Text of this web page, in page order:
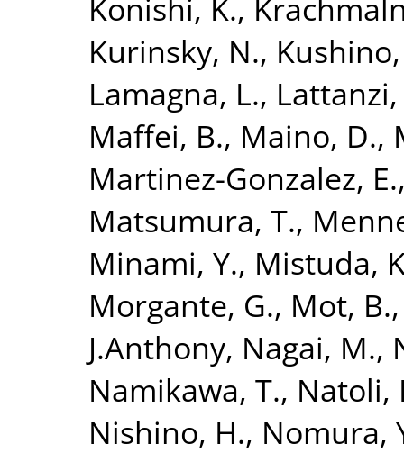
Konishi, K.,
Kurinsky, N.,
Lamagna, L.,
Maffei, B., Maino, D.,
Martinez-Gonzalez, E.
Matsumura, T.,
Minami, Y., Mistuda,
Morgante, G., Mot, B.
J.Anthony, Nagai, M.,
Namikawa, T., Natoli,
Nishino, H., Nomura,